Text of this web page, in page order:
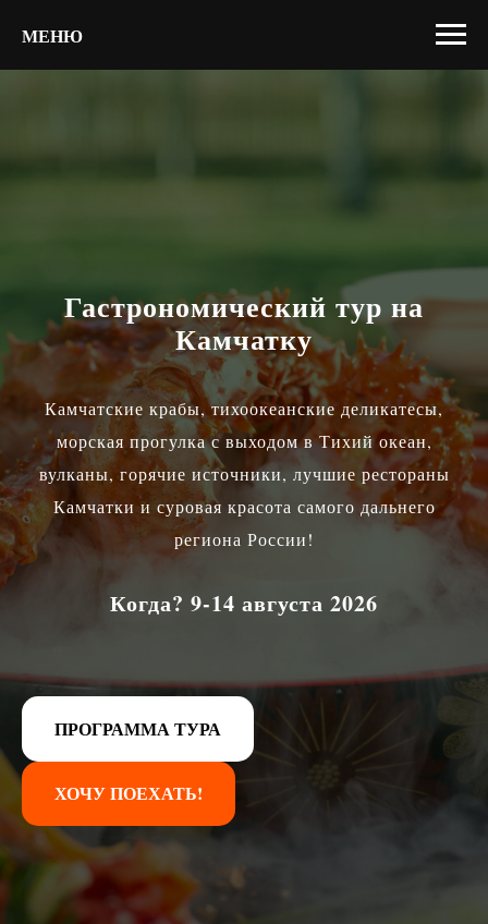
МЕНЮ
Гастрономический тур на
Камчатку
Камчатские крабы, тихоокеанские деликатесы,
морская прогулка с выходом в Тихий океан,
вулканы, горячие источники, лучшие рестораны
Камчатки и суровая красота самого дальнего
региона России!
Когда? 9-14 августа 2026
ПРОГРАММА ТУРА
ХОЧУ ПОЕХАТЬ!